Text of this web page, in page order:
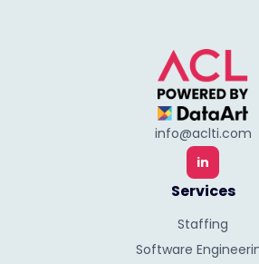
info@aclti.com
in
Services
Staffing
Software